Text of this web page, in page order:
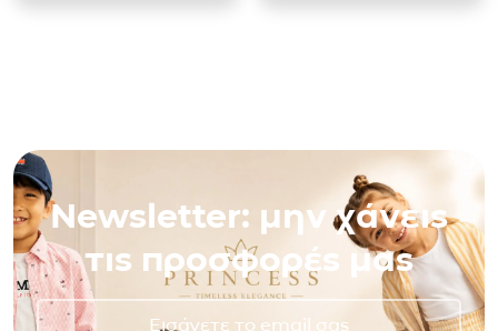
Newsletter: μην χάνεις
τις προσφορές μας